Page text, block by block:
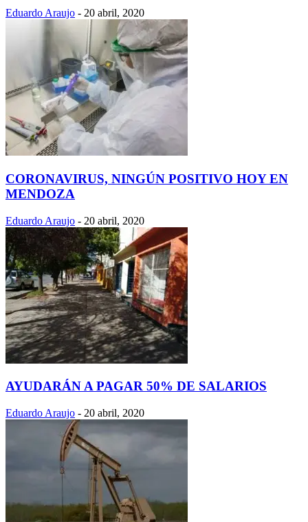
Eduardo Araujo - 20 abril, 2020
CORONAVIRUS, NINGÚN POSITIVO HOY EN
MENDOZA
Eduardo Araujo - 20 abril, 2020
AYUDARÁN A PAGAR 50% DE SALARIOS
Eduardo Araujo - 20 abril, 2020